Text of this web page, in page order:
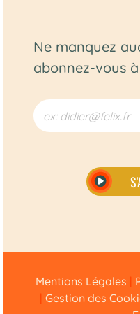
Ne manquez
abonnez-vous
Mentions Légales |
| Gestion des